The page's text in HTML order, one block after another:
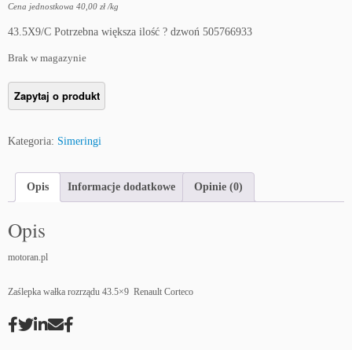
Cena jednostkowa 40,00 zł /kg
43.5X9/C Potrzebna większa ilość ? dzwoń 505766933
Brak w magazynie
Kategoria: Simeringi
Opis Informacje dodatkowe Opinie (0)
Opis
motoran.pl
Zaślepka wałka rozrządu 43.5×9 Renault Corteco